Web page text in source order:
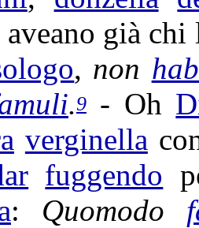
aveano già
, non
.9- Oh
verginella
fuggendo
: Quomodo